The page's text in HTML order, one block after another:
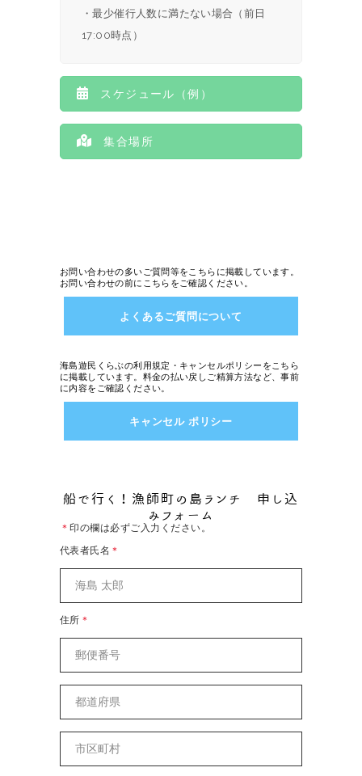
・最少催行人数に満たない場合（前日
17:00時点）
スケジュール（例）
集合場所
お問い合わせの多いご質問等をこちらに掲載しています。
お問い合わせの前にこちらをご確認ください。
よくあるご質問について
海島遊民くらぶの利用規定・キャンセルポリシーをこちら
に掲載しています。料金の払い戻しご精算方法など、事前
に内容をご確認ください。
キャンセル ポリシー
船で行く！漁師町の島ランチ 申し込
みフォーム
＊印の欄は必ずご入力ください。
代表者氏名 ＊
住所 ＊